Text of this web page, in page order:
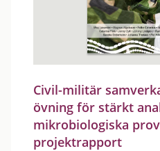
Civil-militär
övning för stärkt
mikrobiologiska
projektrapport